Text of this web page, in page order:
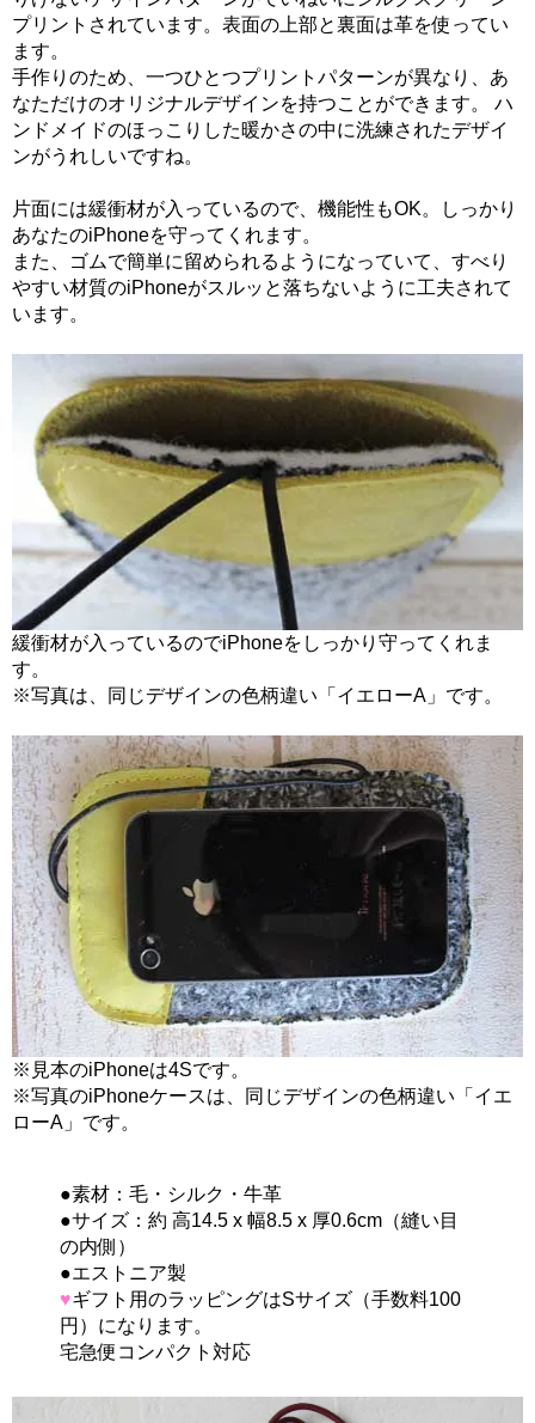
プリントされています。表面の上部と裏面は革を使ってい
ます。
手作りのため、一つひとつプリントパターンが異なり、あ
なただけのオリジナルデザインを持つことができます。 ハ
ンドメイドのほっこりした暖かさの中に洗練されたデザイ
ンがうれしいですね。
片面には緩衝材が入っているので、機能性もOK。しっかり
あなたのiPhoneを守ってくれます。
また、ゴムで簡単に留められるようになっていて、すべり
やすい材質のiPhoneがスルッと落ちないように工夫されて
います。
緩衝材が入っているのでiPhoneをしっかり守ってくれま
す。
※写真は、同じデザインの色柄違い「イエローA」です。
※見本のiPhoneは4Sです。
※写真のiPhoneケースは、同じデザインの色柄違い「イエ
ローA」です。
●素材：毛・シルク・牛革
●サイズ：約 高14.5 x 幅8.5 x 厚0.6cm（縫い目
の内側）
●エストニア製
♥ギフト用のラッピングはSサイズ（手数料100
円）になります。
宅急便コンパクト対応